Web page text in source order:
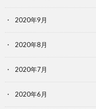
2020年9月
2020年8月
2020年7月
2020年6月